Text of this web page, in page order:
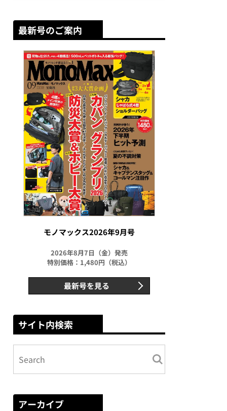
最新号のご案内
モノマックス2026年9月号
2026年8月7日（金）発売
特別価格：1,480円（税込）
最新号を見る
サイト内検索
アーカイブ